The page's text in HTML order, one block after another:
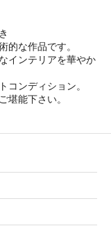
的な作品です。
インテリアを華やか
コンディション。
堪能下さい。